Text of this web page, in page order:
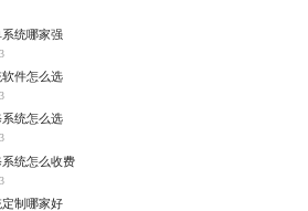
统哪家强
件怎么选
统怎么选
统怎么收费
制哪家好